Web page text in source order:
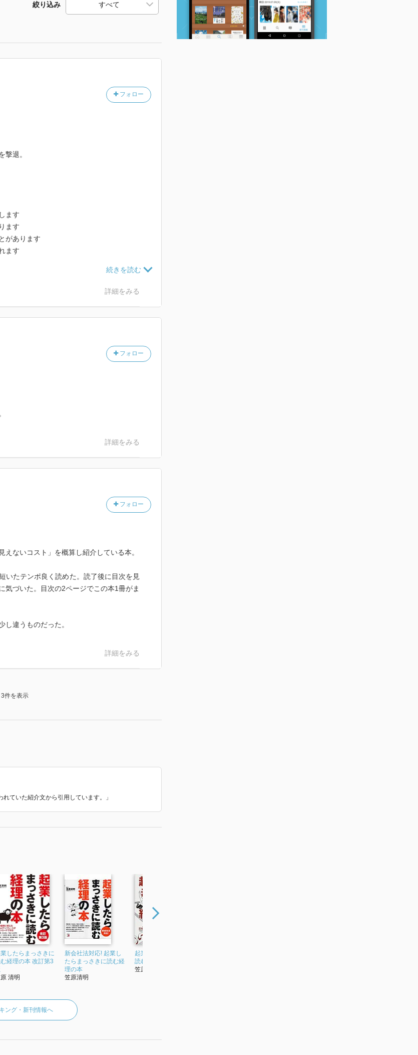
絞り込み
フォロー
退。
ます
ます
があります
ます
す
くなります
んだ）
詳細をみる
フォロー
詳細をみる
フォロー
ないコスト」を概算し紹介している本。
いたテンポ良く読めた。読了後に目次を見
気づいた。目次の2ページでこの本1冊がま
し違うものだった。
詳細をみる
件を表示
ていた紹介文から引用しています。」
したらまっさきに
経理の本 改訂第3
清明
新会社法対応! 起業し
たらまっさきに読む経
理の本
笠原清明
起業したらまっさきに
読む経理の本(新装版)
笠原清明
ング・新刊情報へ